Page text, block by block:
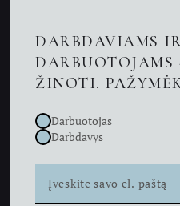
Advokatas
DARBDAVIAMS
ŽINOTI.
Darbuotojas
Darbdavys